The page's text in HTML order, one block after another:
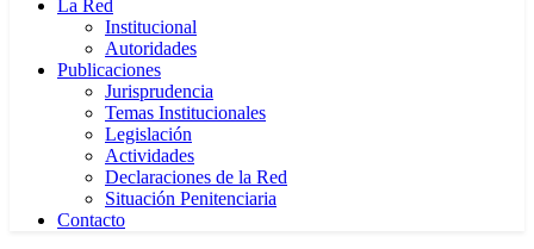
La Red
Institucional
Autoridades
Publicaciones
Jurisprudencia
Temas Institucionales
Legislación
Actividades
Declaraciones de la Red
Situación Penitenciaria
Contacto